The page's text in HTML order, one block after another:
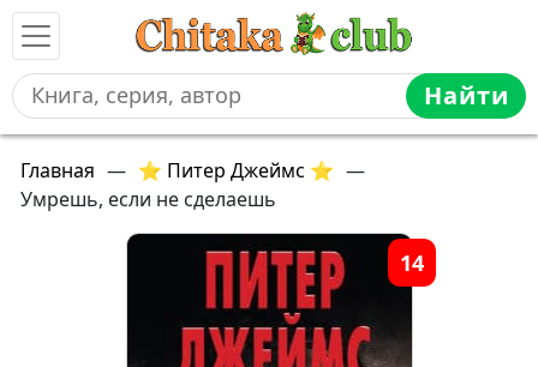
Найти
Главная — ⭐ Питер Джеймс ⭐ —
Умрешь, если не сделаешь
14